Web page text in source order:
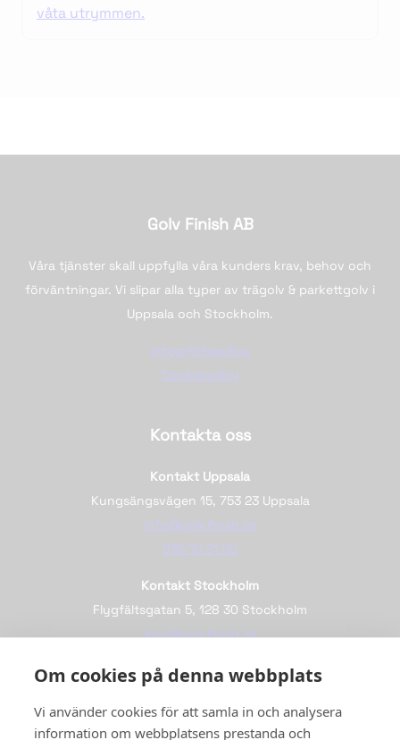
Om cookies på denna webbplats
Vi använder cookies för att samla in och analysera
information om webbplatsens prestanda och
våta utrymmen.
Golv Finish AB
Våra tjänster skall uppfylla våra kunders krav, behov och
förväntningar. Vi slipar alla typer av trägolv & parkettgolv i
Uppsala och Stockholm.
Integritetspolicy
Cookiepolicy
Kontakta oss
Kontakt Uppsala
Kungsängsvägen 15, 753 23 Uppsala
info@golvfinish.se
018-10 21 50
Kontakt Stockholm
Flygfältsgatan 5, 128 30 Stockholm
jens@golvfinish.se
Följ oss